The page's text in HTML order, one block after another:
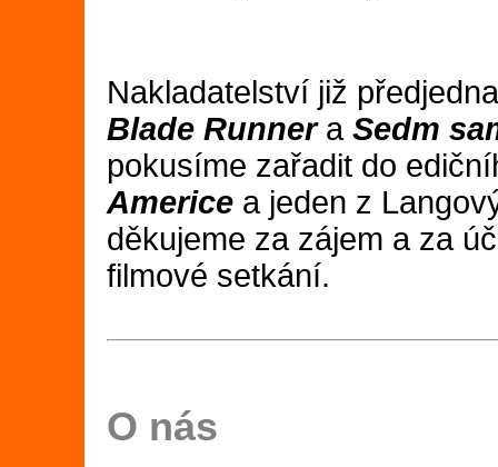
Nakladatelství již
Blade Runnera Sedm
pokusíme zařadit do
Americe a jeden z
děkujeme za zájem a za
filmové setkání.
O nás